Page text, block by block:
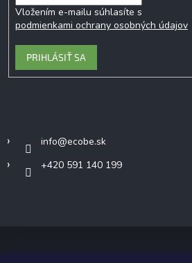
Vložením e-mailu súhlasíte s
podmienkami ochrany osobných údajov
PRIHLÁSIŤ SA
info@ecobe.sk
+420 591 140 199